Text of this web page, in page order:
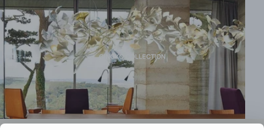
GINGKO COLLECTION